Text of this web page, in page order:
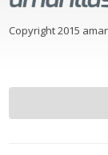
Copyright 2015